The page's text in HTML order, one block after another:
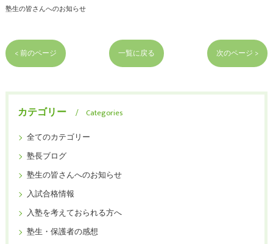
塾生の皆さんへのお知らせ
< 前のページ 一覧に戻る 次のページ >
カテゴリー
Categories
全てのカテゴリー
塾長ブログ
塾生の皆さんへのお知らせ
入試合格情報
入塾を考えておられる方へ
塾生・保護者の感想